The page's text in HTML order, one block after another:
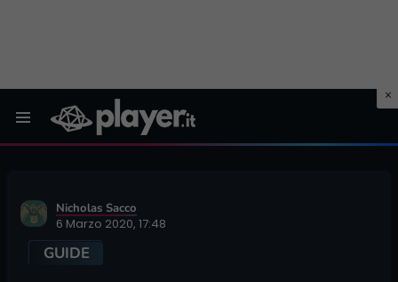
Nicholas Sacco
6 Marzo 2020, 17:48
GUIDE